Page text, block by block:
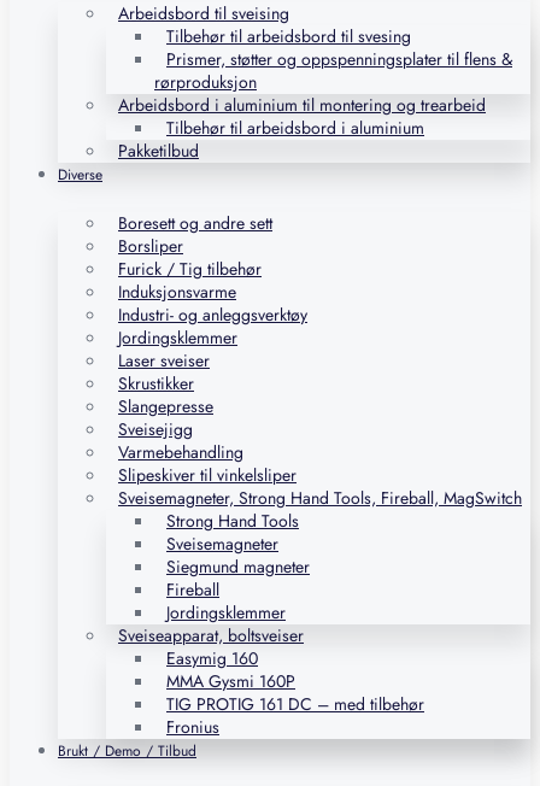
Arbeidsbord til sveising
Tilbehør til arbeidsbord til svesing
Prismer, støtter og oppspenningsplater til flens &
rørproduksjon
Arbeidsbord i aluminium til montering og trearbeid
Tilbehør til arbeidsbord i aluminium
Pakketilbud
Diverse
Boresett og andre sett
Borsliper
Furick / Tig tilbehør
Induksjonsvarme
Industri- og anleggsverktøy
Jordingsklemmer
Laser sveiser
Skrustikker
Slangepresse
Sveisejigg
Varmebehandling
Slipeskiver til vinkelsliper
Sveisemagneter, Strong Hand Tools, Fireball, MagSwitch
Strong Hand Tools
Sveisemagneter
Siegmund magneter
Fireball
Jordingsklemmer
Sveiseapparat, boltsveiser
Easymig 160
MMA Gysmi 160P
TIG PROTIG 161 DC – med tilbehør
Fronius
Brukt / Demo / Tilbud